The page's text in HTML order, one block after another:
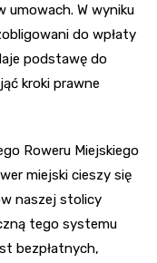
umowach. W wyniku
do wpłaty
podstawę do
kroki prawne
Roweru Miejskiego
miejski cieszy się
naszej stolicy
tego systemu
bezpłatnych,